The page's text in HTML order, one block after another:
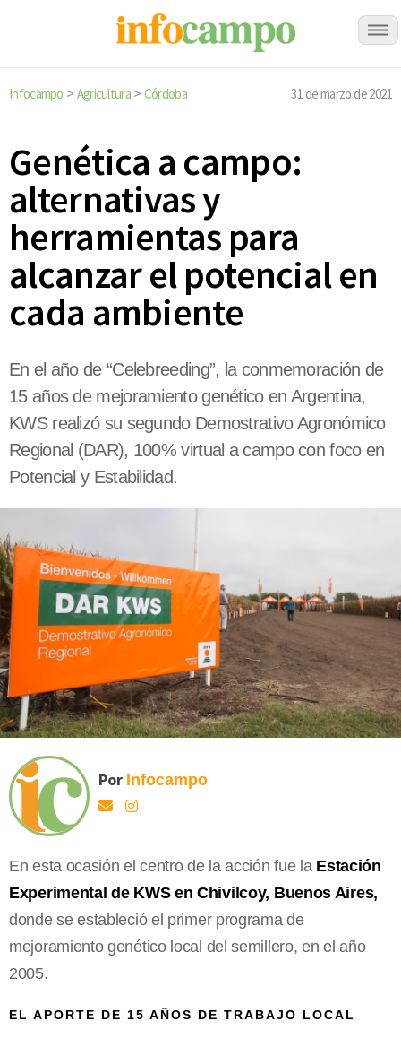
Infocampo > Agricultura> Córdoba 31 de marzo de 2021
Genética a campo:
alternativas y
herramientas para
alcanzar el potencial en
cada ambiente
En el año de “Celebreeding”, la conmemoración de
15 años de mejoramiento genético en Argentina,
KWS realizó su segundo Demostrativo Agronómico
Regional (DAR), 100% virtual a campo con foco en
Potencial y Estabilidad.
Por Infocampo
En esta ocasión el centro de la acción fue la Estación
Experimental de KWS en Chivilcoy, Buenos Aires,
donde se estableció el primer programa de
mejoramiento genético local del semillero, en el año
2005.
EL APORTE DE 15 AÑOS DE TRABAJO LOCAL